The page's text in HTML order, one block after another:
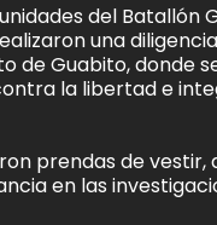
del
una
de Guabito, donde
la libertad e
prendas de
en las